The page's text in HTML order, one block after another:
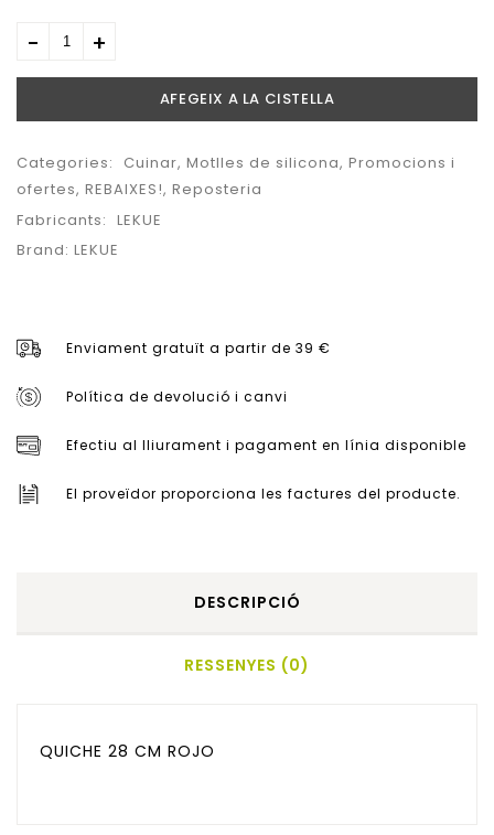
AFEGEIX A LA CISTELLA
Categories: Cuinar, Motlles de silicona, Promocions i
ofertes, REBAIXES!, Reposteria
Fabricants: LEKUE
Brand: LEKUE
Enviament gratuït a partir de 39 €
Política de devolució i canvi
Efectiu al lliurament i pagament en línia disponible
El proveïdor proporciona les factures del producte.
DESCRIPCIÓ
RESSENYES (0)
QUICHE 28 CM ROJO